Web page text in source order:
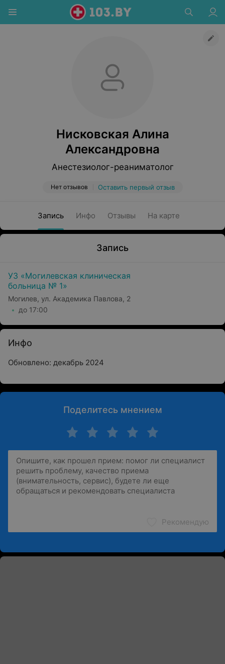
Нисковская Алина
Александровна
Анестезиолог-реаниматолог
Нет отзывов Оставить первый отзыв
Запись Инфо Отзывы На карте
Запись
УЗ «Могилевская клиническая
больница № 1»
Могилев, ул. Академика Павлова, 2
до 17:00
Инфо
Обновлено: декабрь 2024
Поделитесь мнением
Рекомендую